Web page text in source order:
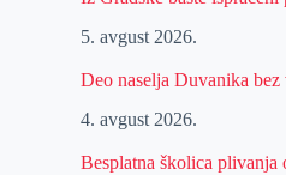
5. avgust 2026.
Deo naselja Duvanika bez
4. avgust 2026.
Besplatna školica plivanja